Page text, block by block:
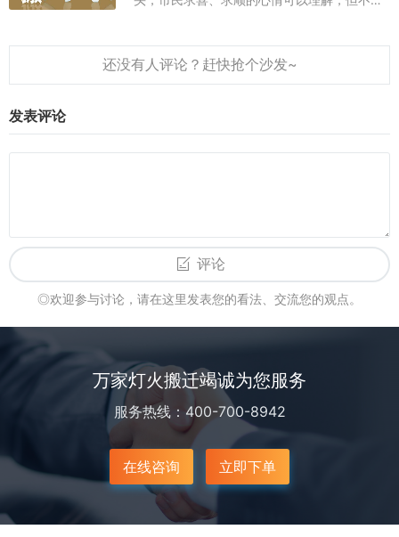
俗，市民不必太过当真。由于一些市...
发表评论
评论
◎欢迎参与讨论，请在这里发表您的看法、交流您的观点。
万家灯火搬迁竭诚为您服务
服务热线：400-700-8942
在线咨询 立即下单